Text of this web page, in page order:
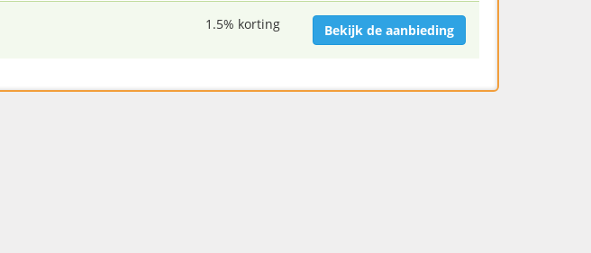
1.5% korting Bekijk de aanbieding